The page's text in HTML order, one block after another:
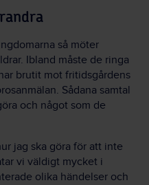
så möter
Ibland måste de ringa
brutit mot fritidsgårdens
Sådana samtal
och något som de
jag ska göra för att inte
vi väldigt mycket i
olika händelser och